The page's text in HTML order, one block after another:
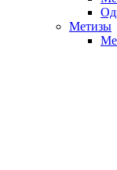
Метизы